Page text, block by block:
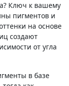
Ключ к вашему
пигментов и
на основе
создают
от угла
в базе